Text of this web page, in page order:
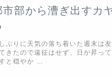
市部から漕ぎ出すカ
ぶりに天気の落ち着いた週末は
きたので遠征はせず、日が昇っ
と穏やか …